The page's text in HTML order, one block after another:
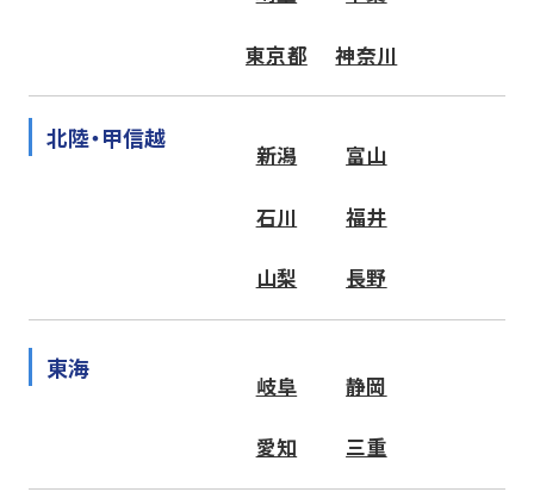
東京都 神奈川
北陸・甲信越
新潟 富山
石川 福井
山梨 長野
東海
岐阜 静岡
愛知 三重